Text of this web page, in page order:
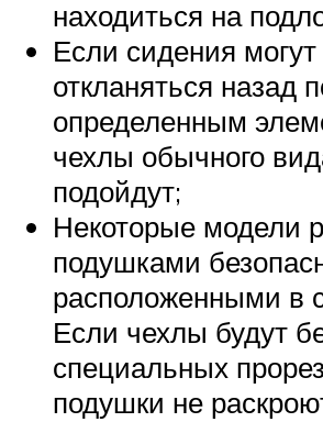
находиться на
Если сидения могут
откланяться назад
определенным
чехлы обычного
подойдут;
Некоторые модели
подушками
расположенными в
Если чехлы будут
специальных
подушки не